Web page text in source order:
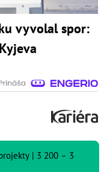
vyvolal spor:
| 3 200 – 3